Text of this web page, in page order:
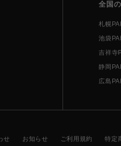
全国
札幌
池袋
吉祥寺
静岡
広島
せ お知らせ ご利用規約 特定